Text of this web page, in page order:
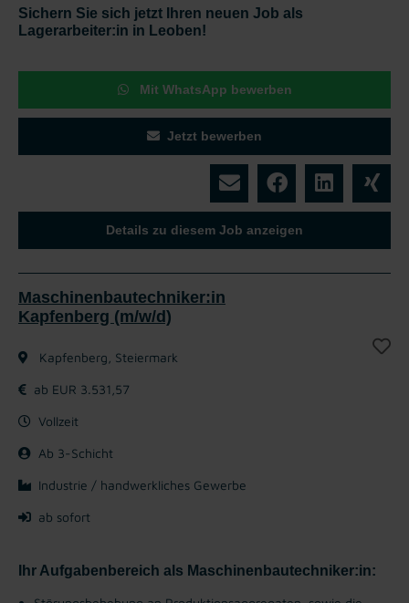
Sichern Sie sich jetzt Ihren neuen Job als
Lagerarbeiter:in in Leoben!
Mit WhatsApp bewerben
Jetzt bewerben
Details zu diesem Job anzeigen
Maschinenbautechniker:in
Kapfenberg (m/w/d)
Kapfenberg, Steiermark
ab EUR 3.531,57
Vollzeit
Ab 3-Schicht
Industrie / handwerkliches Gewerbe
ab sofort
Ihr Aufgabenbereich als Maschinenbautechniker:in: